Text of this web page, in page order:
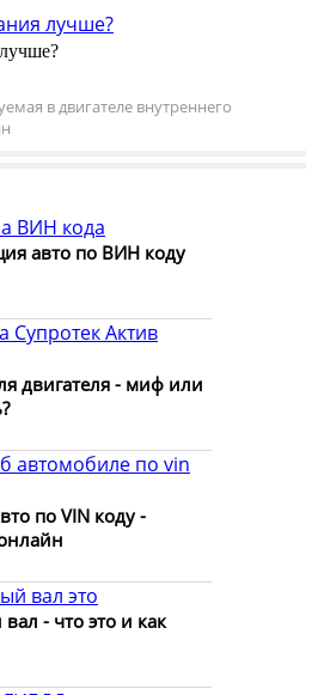
в двигателе внутреннего
авто по ВИН коду
двигателя - миф или
по VIN коду -
- что это и как